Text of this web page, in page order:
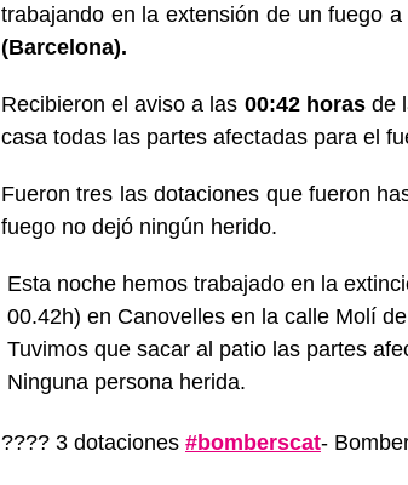
trabajando en la extensión de un fuego
(Barcelona).
Recibieron el aviso a las 00:42 horasde
casa todas las partes afectadas para el
Fueron tres las dotaciones que fueron
fuego no dejó ningún herido.
Esta noche hemos trabajado en la
00.42h) en Canovelles en la calle Molí
Tuvimos que sacar al patio las partes
Ninguna persona herida.
???? 3 dotaciones #bomberscat-